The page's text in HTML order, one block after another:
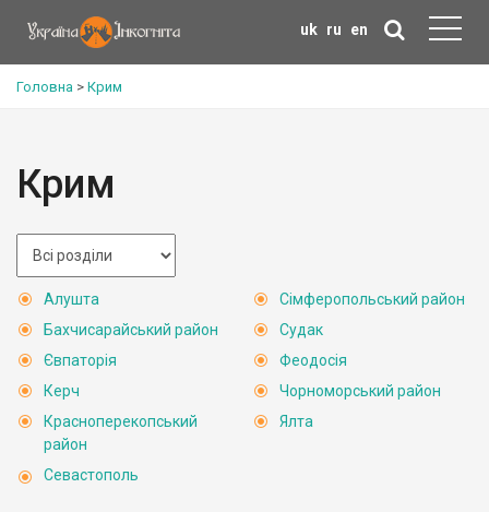
uk ru en
Головна > Крим
Крим
Алушта
Бахчисарайський район
Євпаторія
Керч
Красноперекопський
район
Севастополь
Сімферопольський район
Судак
Феодосія
Чорноморський район
Ялта